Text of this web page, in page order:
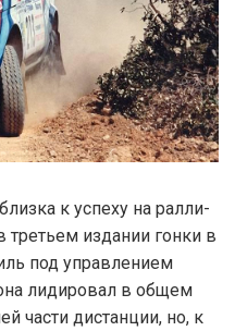
к успеху на ралли-
издании гонки в
под управлением
лидировал в общем
части дистанции, но, к